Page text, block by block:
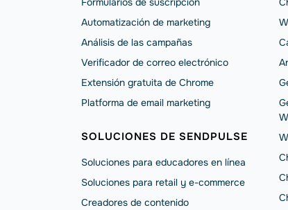
Automatización de marketing
Análisis de las campañas
Verificador de correo electrónico
Extensión gratuita de Chrome
Platforma de email marketing
SOLUCIONES DE SENDPULSE
Soluciones para educadores en línea
Soluciones para retail y e-commerce
Creadores de contenido